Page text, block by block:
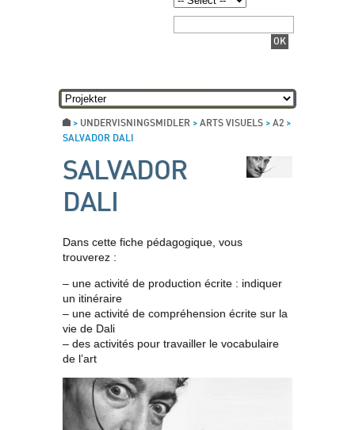
> UNDERVISNINGSMIDLER > ARTS VISUELS > A2 >
SALVADOR DALI
SALVADOR
DALI
Dans cette fiche pédagogique, vous
trouverez :
– une activité de production écrite : indiquer
un itinéraire
– une activité de compréhension écrite sur la
vie de Dali
– des activités pour travailler le vocabulaire
de l’art